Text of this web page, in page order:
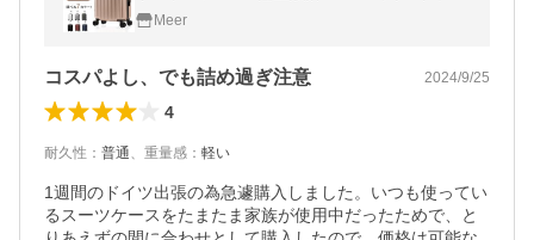
ーバッグ 大型 7日泊-10日用 トランク 国内
海外 旅行 ビジネス sc101-28
Meer
コスパよし、でも詰め過ぎ注意 2024/9/25
4
耐久性 ： 普通、 重量感 ： 軽い
1週間のドイツ出張の為急遽購入しました。いつも使ってい
るスーツケースをたまたま家族が使用中だったためで、と